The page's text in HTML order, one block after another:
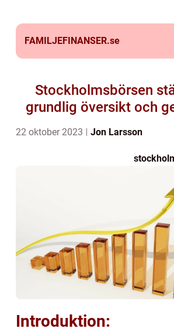
FAMILJEFINANSER.se
Stockholmsbörsen
grundlig översikt och
22 oktober 2023 Jon Larsson
Introduktion: